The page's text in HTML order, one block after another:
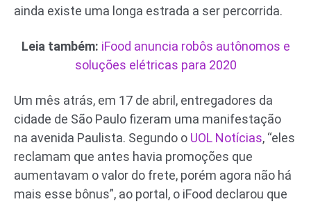
ainda existe uma longa estrada a ser percorrida.
Leia também: iFood anuncia robôs autônomos e
soluções elétricas para 2020
Um mês atrás, em 17 de abril, entregadores da
cidade de São Paulo fizeram uma manifestação
na avenida Paulista. Segundo o UOL Notícias, “eles
reclamam que antes havia promoções que
aumentavam o valor do frete, porém agora não há
mais esse bônus”, ao portal, o iFood declarou que